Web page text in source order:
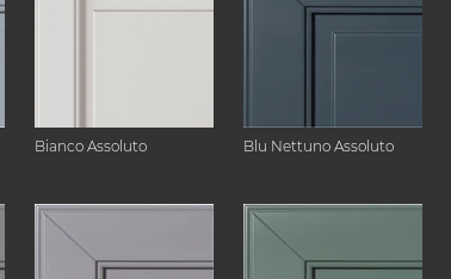
Bianco Assoluto Blu Nettuno Assoluto